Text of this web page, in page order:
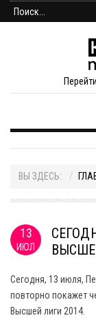
ВЫ ЗДЕСЬ:
13
ИЮЛ
Сегодня, 13 июля,
повторно покажет
Высшей лиги 2014.